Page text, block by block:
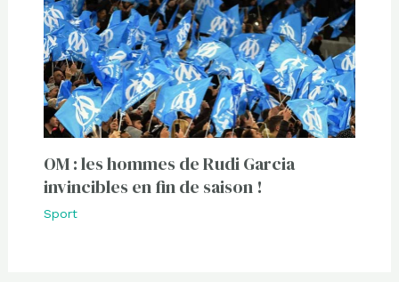
OM : les hommes de Rudi Garcia
invincibles en fin de saison !
Sport